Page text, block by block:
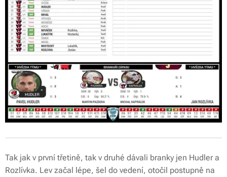
Tak jak v první třetině, tak v druhé dávali branky jen Hudler a
Rozlívka. Lev začal lépe, šel do vedení, otočil postupně na